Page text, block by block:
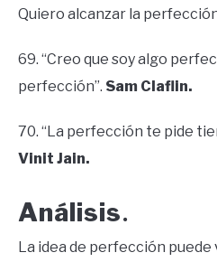
Quiero alcanzar la
69. “Creo que soy algo
perfección”. Sam Claflin.
70. “La perfección te pide
Vinit Jain.
Análisis.
La idea de perfección puede